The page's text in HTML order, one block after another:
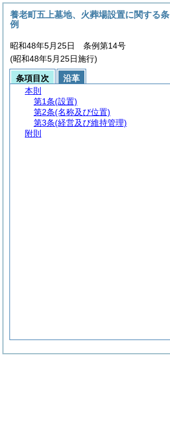
養老町五上墓地、火葬場設置に関する条
例
昭和48年5月25日 条例第14号
(昭和48年5月25日施行)
条項目次
沿革
本則
第1条(設置)
第2条(名称及び位置)
第3条(経営及び維持管理)
附則